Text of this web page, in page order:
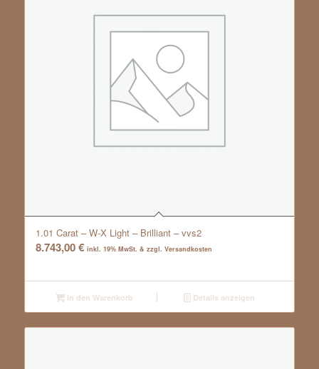
1.01 Carat – W-X Light – Brilliant – vvs2
8.743,00€ inkl. 19% MwSt. & zzgl. Versandkosten
In den Warenkorb Details anzeigen